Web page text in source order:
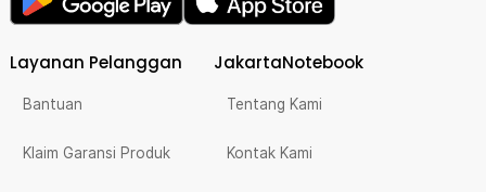
Layanan Pelanggan
Bantuan
Klaim Garansi Produk
JakartaNotebook
Tentang Kami
Kontak Kami